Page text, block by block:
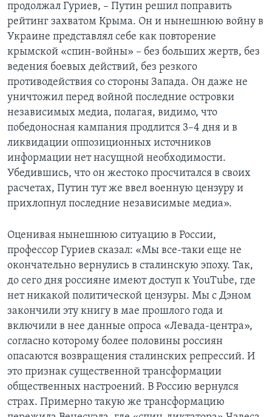
продолжал Гуриев, – Путин решил поправить
рейтинг захватом Крыма. Он и нынешнюю войну в
Украине представлял себе как повторение
крымской «спин-войны» – без больших жертв, без
ведения боевых действий, без резкого
противодействия со стороны Запада. Он даже не
уничтожил перед войной последние островки
независимых медиа, полагая, видимо, что
победоносная кампания продлится 3–4 дня и в
ликвидации оппозиционных источников
информации нет насущной необходимости.
Убедившись, что он жестоко просчитался в своих
расчетах, Путин тут же ввел военную цензуру и
прихлопнул последние независимые медиа».
Оценивая нынешнюю ситуацию в России,
профессор Гуриев сказал: «Мы все-таки еще не
окончательно вернулись в сталинскую эпоху. Так,
до сего дня россияне имеют доступ к YouTube, где
нет никакой политической цензуры. Мы с Дэном
закончили эту книгу в мае прошлого года и
включили в нее данные опроса «Левада-центра»,
согласно которому более половины россиян
опасаются возвращения сталинских репрессий. И
это признак существенной трансформации
общественных настроений. В Россию вернулся
страх. Примерно такую же трансформацию